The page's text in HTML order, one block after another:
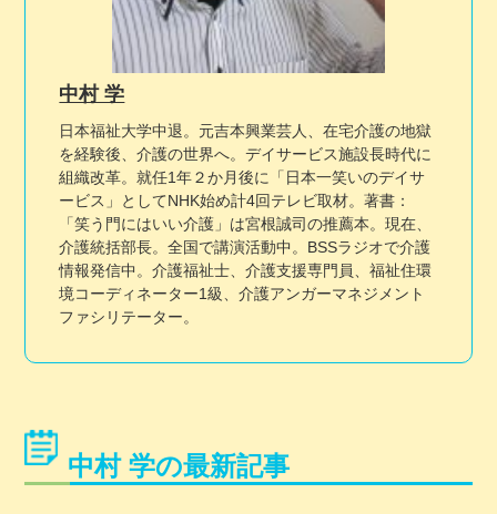
中村 学
日本福祉大学中退。元吉本興業芸人、在宅介護の地獄
を経験後、介護の世界へ。デイサービス施設長時代に
組織改革。就任1年２か月後に「日本一笑いのデイサ
ービス」としてNHK始め計4回テレビ取材。著書：
「笑う門にはいい介護」は宮根誠司の推薦本。現在、
介護統括部長。全国で講演活動中。BSSラジオで介護
情報発信中。介護福祉士、介護支援専門員、福祉住環
境コーディネーター1級、介護アンガーマネジメント
ファシリテーター。
中村 学の最新記事